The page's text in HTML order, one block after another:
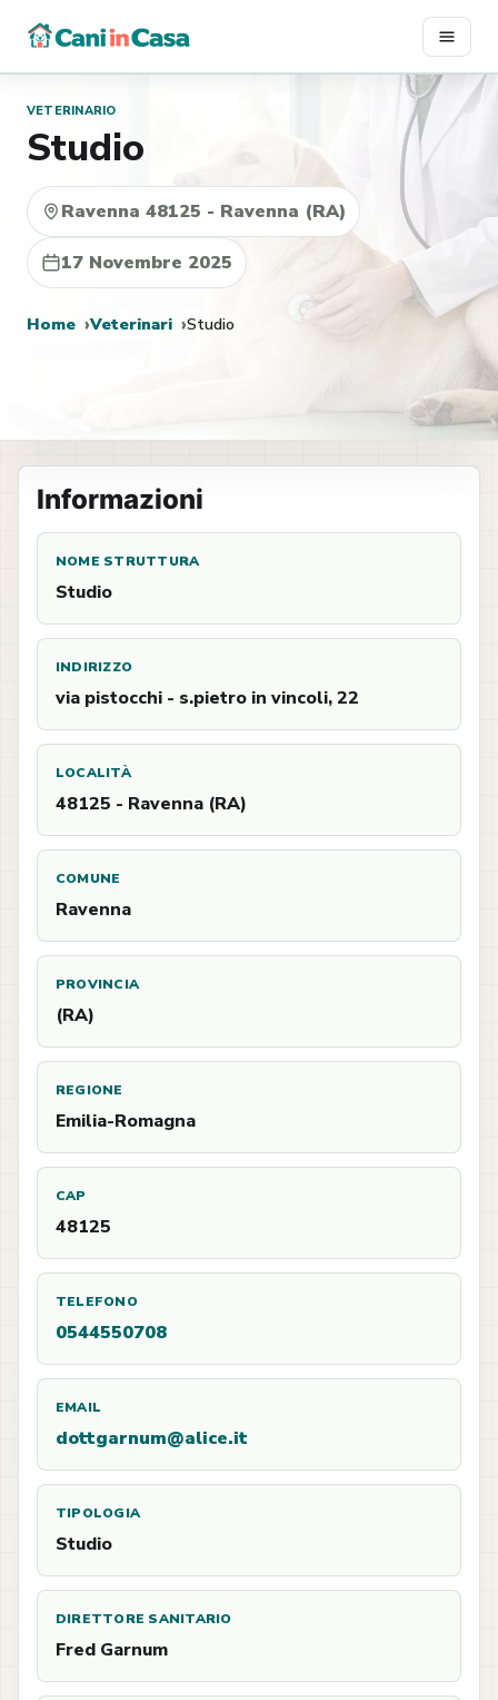
contenuto
VETERINARIO
Studio
Ravenna 48125 - Ravenna (RA)
17 Novembre 2025
Home Veterinari Studio
Informazioni
NOME STRUTTURA
Studio
INDIRIZZO
via pistocchi - s.pietro in vincoli, 22
LOCALITÀ
48125 - Ravenna (RA)
COMUNE
Ravenna
PROVINCIA
(RA)
REGIONE
Emilia-Romagna
CAP
48125
TELEFONO
0544550708
EMAIL
dottgarnum@alice.it
TIPOLOGIA
Studio
DIRETTORE SANITARIO
Fred Garnum